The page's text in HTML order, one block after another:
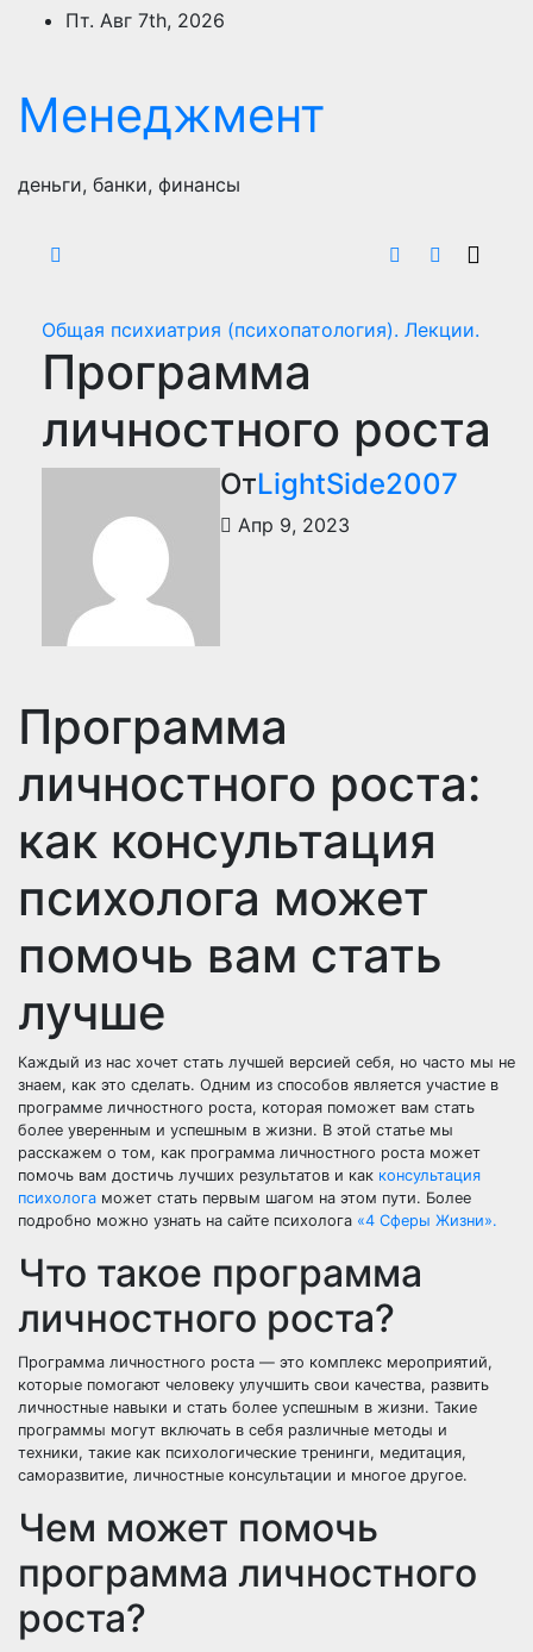
ПерейтиПт. Авг 7th, 2026
Менеджмент
деньги, банки, финансы
Общая психиатрия (психопатология). Лекции.
Программа
личностного роста
ОтLightSide2007
Апр 9, 2023
Программа
личностного роста:
как консультация
психолога может
помочь вам стать
лучше
Каждый из нас хочет стать лучшей версией себя, но часто мы не
знаем, как это сделать. Одним из способов является участие в
программе личностного роста, которая поможет вам стать
более уверенным и успешным в жизни. В этой статье мы
расскажем о том, как программа личностного роста может
помочь вам достичь лучших результатов и как консультация
психолога может стать первым шагом на этом пути. Более
подробно можно узнать на сайте психолога «4 Сферы Жизни».
Что такое программа
личностного роста?
Программа личностного роста — это комплекс мероприятий,
которые помогают человеку улучшить свои качества, развить
личностные навыки и стать более успешным в жизни. Такие
программы могут включать в себя различные методы и
техники, такие как психологические тренинги, медитация,
саморазвитие, личностные консультации и многое другое.
Чем может помочь
программа личностного
роста?